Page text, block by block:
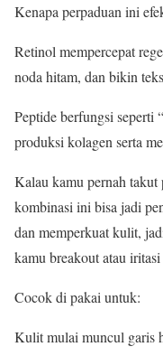
Kenapa perpaduan ini
Retinol mempercepat
noda hitam, dan bikin
Peptide berfungsi seperti
produksi kolagen serta
Kalau kamu pernah
kombinasi ini bisa jadi
dan memperkuat kulit,
kamu breakout atau iritasi
Cocok di pakai untuk:
Kulit mulai muncul garis